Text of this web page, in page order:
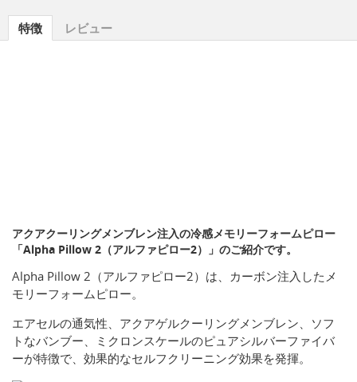
特徴 レビュー
アクアクーリングメンブレン注入の冷感メモリーフォームピロー
「Alpha Pillow 2（アルファピロー2）」のご紹介です。
Alpha Pillow 2（アルファピロー2）は、カーボン注入したメ
モリーフォームピロー。
エアセルの通気性、アクアゲルクーリングメンブレン、ソフ
トなバンブー、ミクロンスケールのピュアシルバーファイバ
ーが特徴で、効果的なセルフクリーニング効果を発揮。